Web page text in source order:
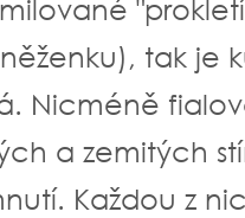
tak je
Nicméně
a zemitých
Každou z